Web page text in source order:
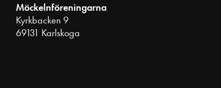
Möckelnföreningarna
Kyrkbacken 9
69131 Karlskoga